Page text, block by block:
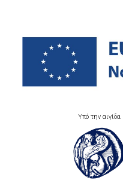
Υπό την